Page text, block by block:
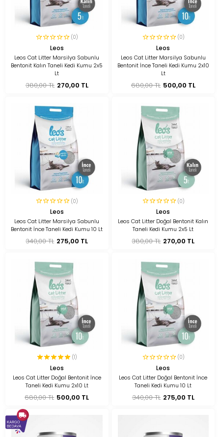
(0)
Leos
Leos Cat Litter Marsilya Sabunlu
Bentonit Kalın Taneli Kedi Kumu 2x5
Lt
380,00 TL 270,00 TL
(0)
Leos
Leos Cat Litter Marsilya Sabunlu
Bentonit İnce Taneli Kedi Kumu 2x10
Lt
680,00 TL 500,00 TL
(0)
Leos
Leos Cat Litter Marsilya Sabunlu
Bentonit İnce Taneli Kedi Kumu 10 Lt
340,00 TL 275,00 TL
(0)
Leos
Leos Cat Litter Doğal Bentonit Kalın
Taneli Kedi Kumu 2x5 Lt
380,00 TL 270,00 TL
(1)
Leos
Leos Cat Litter Doğal Bentonit İnce
Taneli Kedi Kumu 2x10 Lt
680,00 TL 500,00 TL
(0)
Leos
Leos Cat Litter Doğal Bentonit İnce
Taneli Kedi Kumu 10 Lt
340,00 TL 275,00 TL